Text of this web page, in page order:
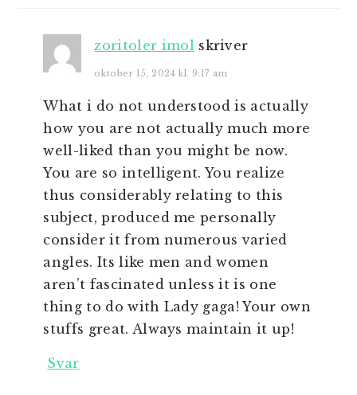
zoritoler imol skriver
oktober 15, 2024 kl. 9:17 am
What i do not understood is actually
how you are not actually much more
well-liked than you might be now.
You are so intelligent. You realize
thus considerably relating to this
subject, produced me personally
consider it from numerous varied
angles. Its like men and women
aren’t fascinated unless it is one
thing to do with Lady gaga! Your own
stuffs great. Always maintain it up!
Svar